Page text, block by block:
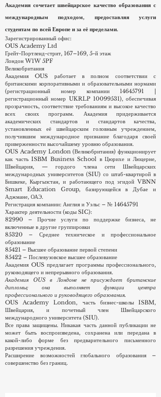
Академия сочетает швейцарское качество образования с
международным подходом, предоставляя услуги
студентам по всей Европе и за её пределами.
Зарегистрированный офис:
OUS Academy Ltd
Грейт-Портленд-стрит, 167–169, 5-й этаж
Лондон W1W 5PF
Великобритания
Академия OUS работает в полном соответствии с
британскими корпоративными и образовательными нормами
(регистрационный номер компании 14645791
регистрационный номер UKRLP 10099531), обеспечивая
прозрачность, соответствие требованиям и высокое качество
всех своих программ. Академия придерживается
академических стандартов и стандартов качества,
установленных её швейцарским головным учреждением,
получившим международное признание благодаря своей
приверженности высочайшему уровню образования.
OUS Academy London (Великобритания) функционирует
как часть ISBM Business School в Цюрихе и Люцерне,
Швейцария, — гордого члена сети Швейцарских
международных университетов (SIU) со штаб-квартирой в
Бишкеке, Кыргызстан, и работающего под эгидой VBNN
Smart Education Group, базирующейся в Дубае и
Аджмане, ОАЭ.
Регистрация компании: Англия и Уэльс – № 14645791
Характер деятельности (коды SIC):
82990 – Прочие услуги по поддержке бизнеса, не
включенные в другие группировки
85320 – Среднее техническое и профессиональное
образование
85421 – Высшее образование первой степени
85422 – Послевузовское высшее образование
Академия OUS предлагает программы профессионального,
руководящего и непрерывного образования.
Академия OUS в Лондоне не присуждает британские
дипломы; она выполняет функции центра
профессионального и руководящего образования.
OUS Academy London, часть бизнес-школы ISBM,
Швейцария, и почетный член Швейцарского
международного университета (SIU).
Все права защищены. Никакая часть данной публикации не
может быть воспроизведена, сохранена или передана в
какой-либо форме без предварительного письменного
разрешения учреждения.
Расширение возможностей глобального образования –
совершенство без границ.